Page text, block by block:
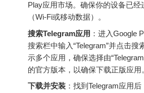
Play应用市场。确保你的设备已经
（Wi-Fi或移动数据）。
搜索Telegram应用 ：进入Google
搜索栏中输入“Telegram”并点击搜
示多个应用，确保选择由
的官方版本，以确保下载正版应用
下载并安装 ：找到Telegram应用